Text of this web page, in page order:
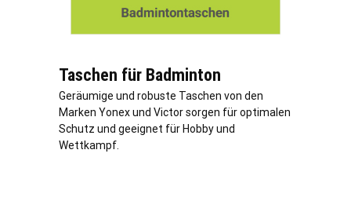
Taschen für Badminton
Geräumige und robuste Taschen von den
Marken Yonex und Victor sorgen für optimalen
Schutz und geeignet für Hobby und
Wettkampf.